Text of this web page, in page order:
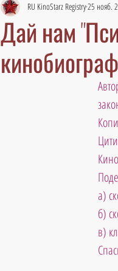
Дай нам
RU KinoStarz Registry25 нояб.
а)
б)
в)